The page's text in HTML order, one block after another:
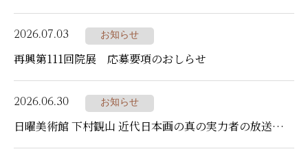
2026.07.03
お知らせ
再興第111回院展 応募要項のおしらせ
2026.06.30
お知らせ
日曜美術館 下村観山 近代日本画の真の実力者の放送について